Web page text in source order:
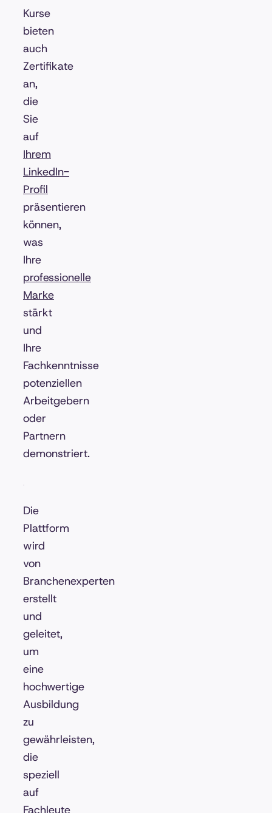
Kurse
bieten
auch
Zertifikate
an,
die
Sie
auf
Ihrem
LinkedIn-
Profil
präsentieren
können,
was
Ihre
professionelle
Marke
stärkt
und
Ihre
Fachkenntnisse
potenziellen
Arbeitgebern
oder
Partnern
demonstriert.
Die
Plattform
wird
von
Branchenexperten
erstellt
und
geleitet,
um
eine
hochwertige
Ausbildung
zu
gewährleisten,
die
speziell
auf
Fachleute